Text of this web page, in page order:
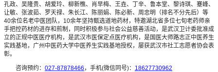
孔政、吴隆贵、胡爱玲、柳新樵、肖早梅、王垚、丁辛、鲁本堂、黎诗琪、蹇峰、
让敏、张波茹、罗天禄、朱长江、陈丽娟、陈必新、周忠明（排名不分先后）等
40余位名老中医团队，10余年坚持甄选道地药材，特邀湖北省多位七旬老药师亲
手把控药材的进存和煎制，同时积极参与社会公益慈善活动，是武汉卫计委批准成
立的正规中医医疗机构，是武汉市医保定点医疗机构，是国医大师路志正中医养生
实践基地，广州中医药大学中医养生实践基地授权，屡获武汉市社工志愿者协会表
彰。
咨询预约： 027-87878466 ，手机(微信同号)： 18627730962